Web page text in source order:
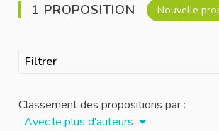
1 PROPOSITION Nouvelle
Filtrer
Classement des propositions par :
Avec le plus d'auteurs